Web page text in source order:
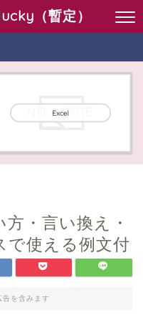
（暫定）
Excel
方・言い換え・
で使える例文付
告を含みます